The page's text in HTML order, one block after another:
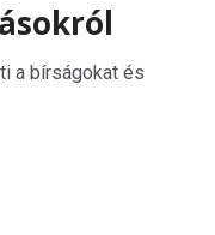
a bírságokat és